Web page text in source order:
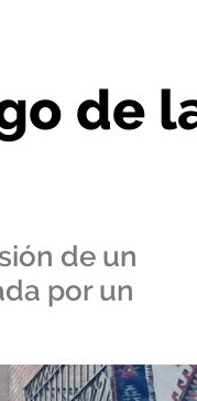
de
de un
por un